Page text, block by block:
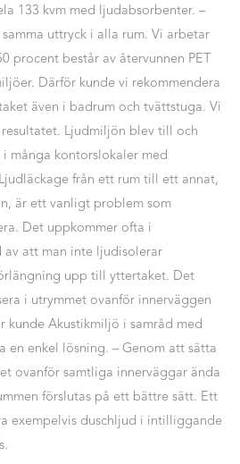
133 kvm med ljudabsorbenter. –
uttryck i alla rum. Vi arbetar
procent består av återvunnen PET
Därför kunde vi rekommendera
även i badrum och tvättstuga. Vi
Ljudmiljön blev till och
många kontorslokaler med
från ett rum till ett annat,
är ett vanligt problem som
Det uppkommer ofta i
att man inte ljudisolerar
upp till yttertaket. Det
i utrymmet ovanför innerväggen
kunde Akustikmiljö i samråd med
en enkel lösning. – Genom att sätta
ovanför samtliga innerväggar ända
förslutas på ett bättre sätt. Ett
exempelvis duschljud i intilliggande